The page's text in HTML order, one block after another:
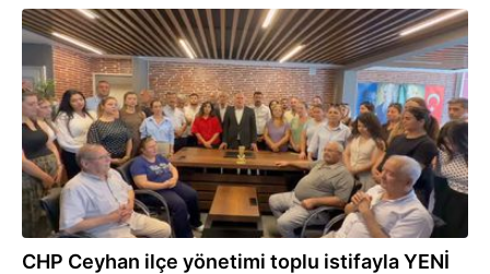
27.07.2026
CHP Ceyhan ilçe yönetimi toplu istifayla YENİ